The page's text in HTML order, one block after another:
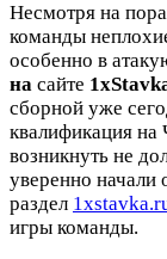
Несмотря на
команды
особенно в
на сайте
сборной уже
квалификация
возникнуть не
уверенно начали
раздел
игры команды.